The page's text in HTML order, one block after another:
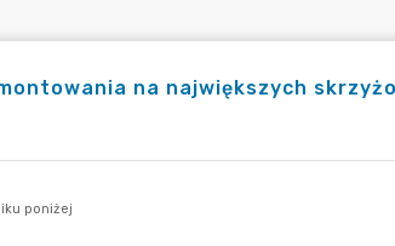
na największych